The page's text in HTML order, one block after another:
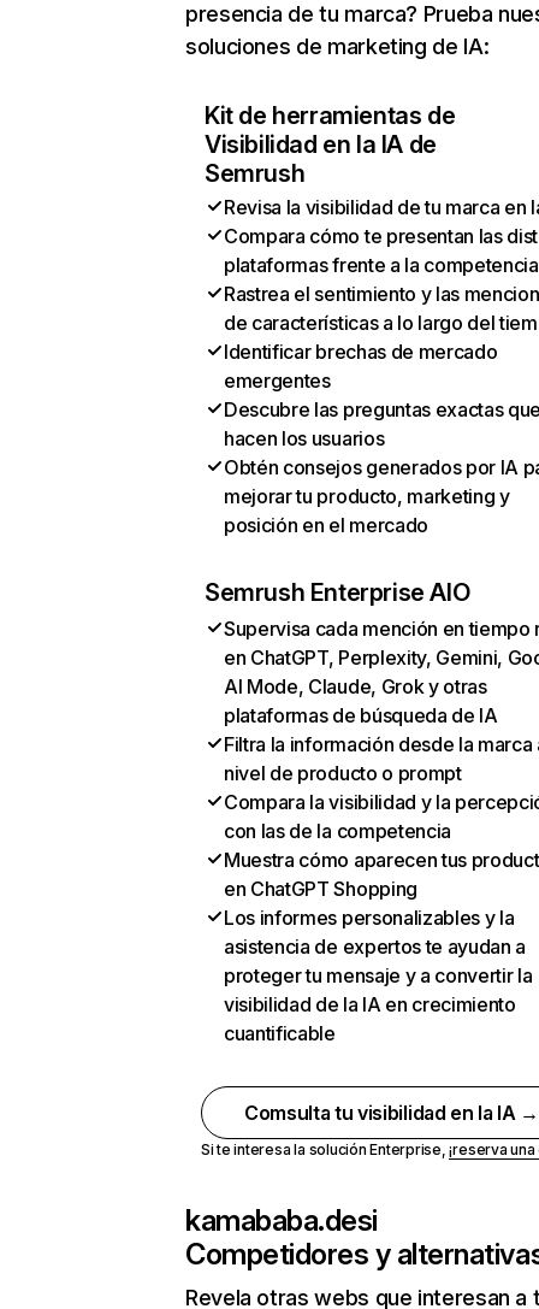
presencia de tu marca? Prueba
soluciones de marketing de IA:
Kit de herramientas de
Visibilidad en la IA de
Semrush
Revisa la visibilidad de tu marca en
Compara cómo te presentan las
plataformas frente a la competencia
Rastrea el sentimiento y las
de características a lo largo del
Identificar brechas de mercado
emergentes
Descubre las preguntas exactas
hacen los usuarios
Obtén consejos generados por IA
mejorar tu producto, marketing y
posición en el mercado
Semrush Enterprise AIO
Supervisa cada mención en tiempo
en ChatGPT, Perplexity, Gemini,
AI Mode, Claude, Grok y otras
plataformas de búsqueda de IA
Filtra la información desde la marca
nivel de producto o prompt
Compara la visibilidad y la
con las de la competencia
Muestra cómo aparecen tus
en ChatGPT Shopping
Los informes personalizables y la
asistencia de expertos te ayudan a
proteger tu mensaje y a convertir la
visibilidad de la IA en crecimiento
cuantificable
Comsulta tu visibilidad en la IA →
Si te interesa la solución Enterprise,¡reserva
kamababa.desi
Competidores y
Revela otras webs que interesan a